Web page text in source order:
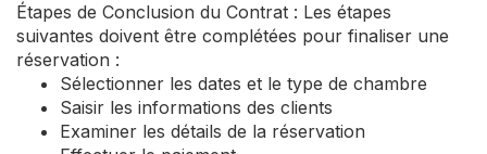
Étapes de Conclusion du Contrat : Les étapes
suivantes doivent être complétées pour finaliser une
réservation :
Sélectionner les dates et le type de chambre
Saisir les informations des clients
Examiner les détails de la réservation